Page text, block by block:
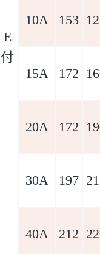
E
付
10A 153
15A 172
20A 172
30A 197
40A 212